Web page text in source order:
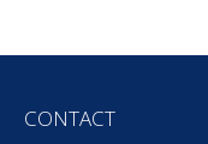
CONTACT